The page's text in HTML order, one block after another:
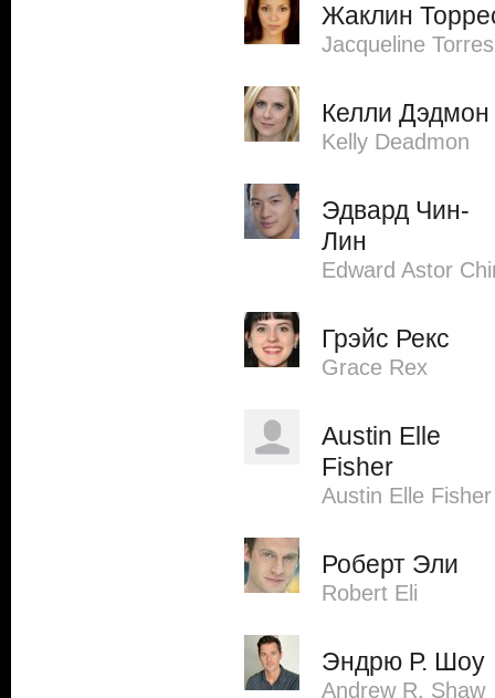
Жаклин
Jacqueline Torres
Келли Дэдмон
Kelly Deadmon
Эдвард Чин-
Лин
Edward Astor
Грэйс Рекс
Grace Rex
Austin Elle
Fisher
Austin Elle Fisher
Роберт Эли
Robert Eli
Эндрю Р. Шоу
Andrew R. Shaw